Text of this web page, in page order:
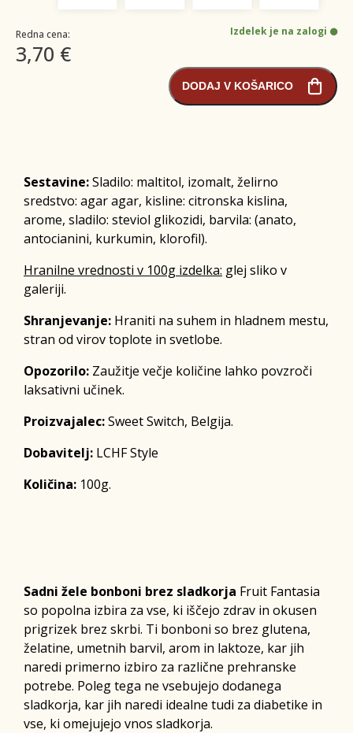
Redna cena:
3,70 €
Izdelek je na zalogi
DODAJ V KOŠARICO
Sestavine:Sladilo: maltitol, izomalt, želirno
sredstvo: agar agar, kisline: citronska kislina,
arome, sladilo: steviol glikozidi, barvila: (anato,
antocianini, kurkumin, klorofil).
Hranilne vrednosti v 100g izdelka: glej sliko v
galeriji.
Shranjevanje: Hraniti na suhem in hladnem mestu,
stran od virov toplote in svetlobe.
Opozorilo: Zaužitje večje količine lahko povzroči
laksativni učinek.
Proizvajalec:Sweet Switch, Belgija.
Dobavitelj: LCHF Style
Količina: 100g.
Sadni žele bonboni brez sladkorja Fruit Fantasia
so popolna izbira za vse, ki iščejo zdrav in okusen
prigrizek brez skrbi. Ti bonboni so brez glutena,
želatine, umetnih barvil, arom in laktoze, kar jih
naredi primerno izbiro za različne prehranske
potrebe. Poleg tega ne vsebujejo dodanega
sladkorja, kar jih naredi idealne tudi za diabetike in
vse, ki omejujejo vnos sladkorja.